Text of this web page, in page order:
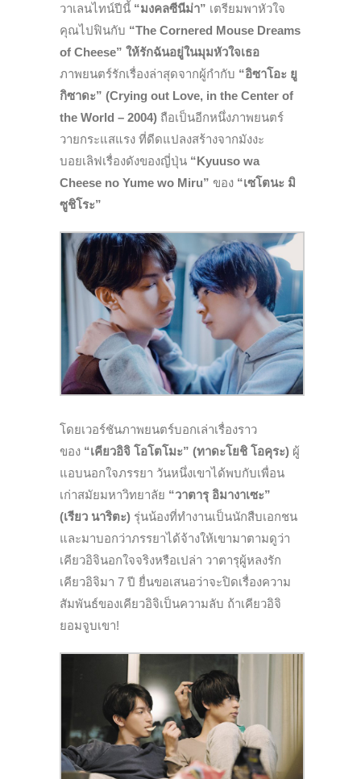
วาเลนไทน์ปีนี้ “มงคลซีนีม่า” เตรียมพาหัวใจ
คุณไปฟินกับ “The Cornered Mouse Dreams
of Cheese” ให้รักฉันอยู่ในมุมหัวใจเธอ
ภาพยนตร์รักเรื่องล่าสุดจากผู้กำกับ “อิซาโอะ ยู
กิซาดะ” (Crying out Love, in the Center of
the World – 2004) ถือเป็นอีกหนึ่งภาพยนตร์
วายกระแสแรง ที่ดีดแปลงสร้างจากมังงะ
บอยเลิฟเรื่องดังของญี่ปุ่น “Kyuuso wa
Cheese no Yume wo Miru” ของ “เซโตนะ มิ
ซูชิโระ”
โดยเวอร์ชันภาพยนตร์บอกเล่าเรื่องราว
ของ “เคียวอิจิ โอโตโมะ” (ทาดะโยชิ โอคุระ) ผู้
แอบนอกใจภรรยา วันหนึ่งเขาได้พบกับเพื่อน
เก่าสมัยมหาวิทยาลัย “วาตารุ อิมางาเซะ”
(เรียว นาริตะ) รุ่นน้องที่ทำงานเป็นนักสืบเอกชน
และมาบอกว่าภรรยาได้จ้างให้เขามาตามดูว่า
เคียวอิจินอกใจจริงหรือเปล่า วาตารุผู้หลงรัก
เคียวอิจิมา 7 ปี ยื่นขอเสนอว่าจะปิดเรื่องความ
สัมพันธ์ของเคียวอิจิเป็นความลับ ถ้าเคียวอิจิ
ยอมจูบเขา!